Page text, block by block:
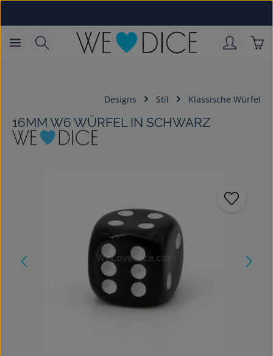
Designs Stil Klassische Würfel
16MM W6 WÜRFEL IN SCHWARZ